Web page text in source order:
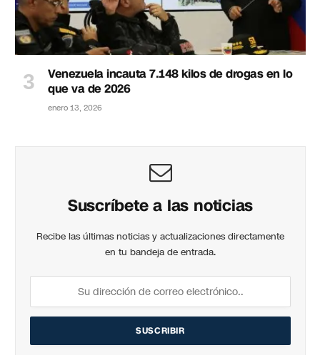
Venezuela incauta 7.148 kilos de drogas en lo
que va de 2026
enero 13, 2026
Suscríbete a las noticias
Recibe las últimas noticias y actualizaciones directamente
en tu bandeja de entrada.